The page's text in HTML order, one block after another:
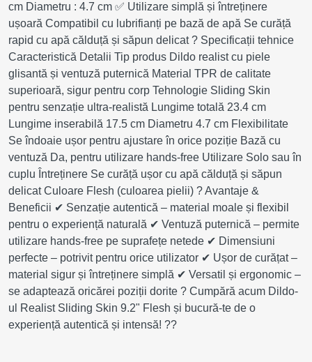
cm Diametru : 4.7 cm ✅ Utilizare simplă și întreținere
ușoară Compatibil cu lubrifianți pe bază de apă Se curăță
rapid cu apă călduță și săpun delicat ? Specificații tehnice
Caracteristică Detalii Tip produs Dildo realist cu piele
glisantă și ventuză puternică Material TPR de calitate
superioară, sigur pentru corp Tehnologie Sliding Skin
pentru senzație ultra-realistă Lungime totală 23.4 cm
Lungime inserabilă 17.5 cm Diametru 4.7 cm Flexibilitate
Se îndoaie ușor pentru ajustare în orice poziție Bază cu
ventuză Da, pentru utilizare hands-free Utilizare Solo sau în
cuplu Întreținere Se curăță ușor cu apă călduță și săpun
delicat Culoare Flesh (culoarea pielii) ? Avantaje &
Beneficii ✔ Senzație autentică – material moale și flexibil
pentru o experiență naturală ✔ Ventuză puternică – permite
utilizare hands-free pe suprafețe netede ✔ Dimensiuni
perfecte – potrivit pentru orice utilizator ✔ Ușor de curățat –
material sigur și întreținere simplă ✔ Versatil și ergonomic –
se adaptează oricărei poziții dorite ? Cumpără acum Dildo-
ul Realist Sliding Skin 9.2" Flesh și bucură-te de o
experiență autentică și intensă! ??